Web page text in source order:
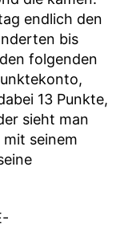
endlich den
bis
folgenden
13 Punkte,
sieht man
seinem